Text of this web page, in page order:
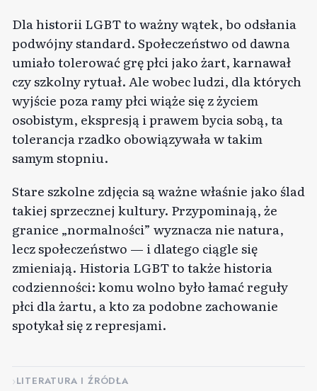
Dla historii LGBT to ważny wątek, bo odsłania
podwójny standard. Społeczeństwo od dawna
umiało tolerować grę płci jako żart, karnawał
czy szkolny rytuał. Ale wobec ludzi, dla których
wyjście poza ramy płci wiąże się z życiem
osobistym, ekspresją i prawem bycia sobą, ta
tolerancja rzadko obowiązywała w takim
samym stopniu.
Stare szkolne zdjęcia są ważne właśnie jako ślad
takiej sprzecznej kultury. Przypominają, że
granice „normalności” wyznacza nie natura,
lecz społeczeństwo — i dlatego ciągle się
zmieniają. Historia LGBT to także historia
codzienności: komu wolno było łamać reguły
płci dla żartu, a kto za podobne zachowanie
spotykał się z represjami.
LITERATURA I ŹRÓDŁA